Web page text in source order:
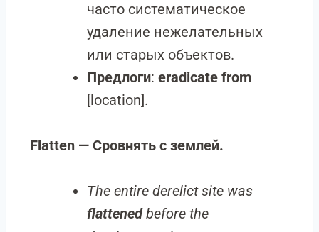
часто систематическое
удаление нежелательных
или старых объектов.
Предлоги: eradicate from
[location].
Flatten — Сровнять с землей.
The entire derelict site was
flattenedbefore the